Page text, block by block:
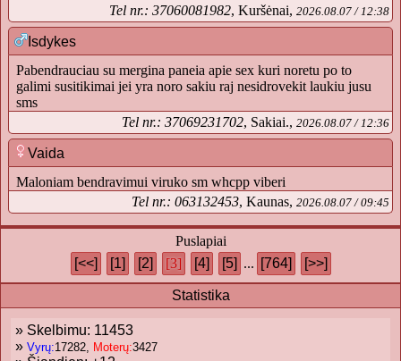
Tel nr.: 37060081982, Kuršėnai, 2026.08.07 / 12:38
Isdykes
Pabendrauciau su mergina paneia apie sex kuri noretu po to
galimi susitikimai jei yra noro sakiu raj nesidrovekit laukiu jusu
sms
Tel nr.: 37069231702, Sakiai., 2026.08.07 / 12:36
Vaida
Maloniam bendravimui viruko sm whcpp viberi
Tel nr.: 063132453, Kaunas, 2026.08.07 / 09:45
Puslapiai
[<<]
[1] [2] [3] [4] [5] ... [764] [>>]
Statistika
» Skelbimu: 11453
» Vyrų:17282, Moterų:3427